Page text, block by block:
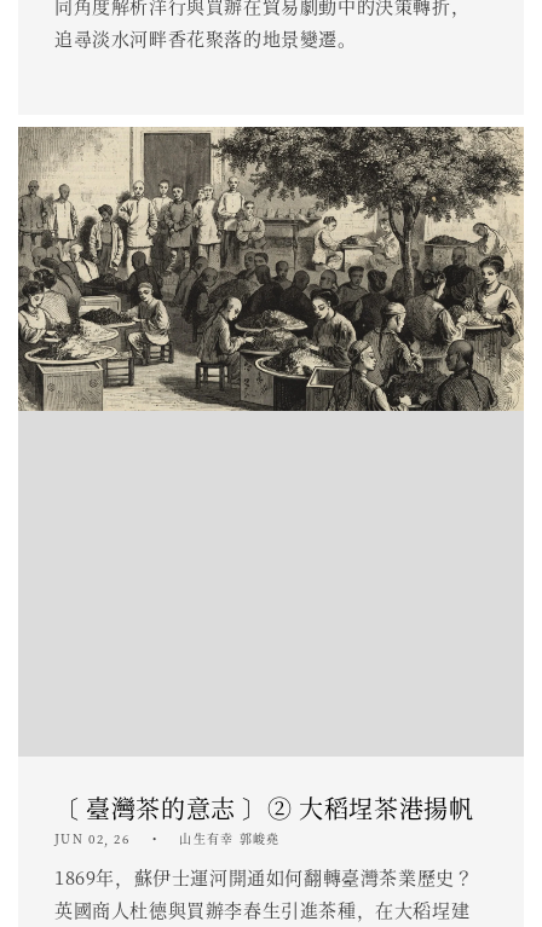
同角度解析洋行與買辦在貿易劇動中的決策轉折，
追尋淡水河畔香花聚落的地景變遷。
〔 臺灣茶的意志 〕② 大稻埕茶港揚帆
JUN 02, 26 山生有幸 郭峻堯
1869年，蘇伊士運河開通如何翻轉臺灣茶業歷史？
英國商人杜德與買辦李春生引進茶種，在大稻埕建